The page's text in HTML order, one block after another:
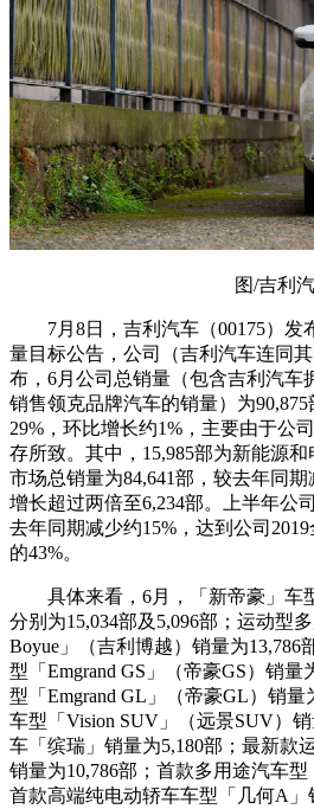
图/吉利
7月8日，吉利汽车（00175）发
量目标公告，公司（吉利汽车连同
布，6月公司总销量（包含吉利汽车
销售领克品牌汽车的销量）为
29%，环比增长约1%，主要由于公
存所致。其中，15,985部为新能源
市场总销量为84,641部，较去年同
增长超过两倍至6,234部。上半年公
去年同期减少约15%，达到公司
的43%。
具体来看，6月，「新帝豪」车
分别为15,034部及5,096部；运动型
Boyue」（吉利博越）销量为13,786
型「Emgrand GS」（帝豪GS）销
型「Emgrand GL」（帝豪GL）销量
车型「Vision SUV」（远景SUV）
车「缤瑞」销量为5,180部；最新款
销量为10,786部；首款多用途汽车型
首款高端纯电动轿车车型「几何A」